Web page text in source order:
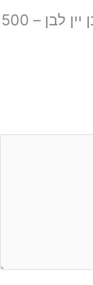
היה הראשון לכתוב סקירה “חומץ בן יין לבן – 500